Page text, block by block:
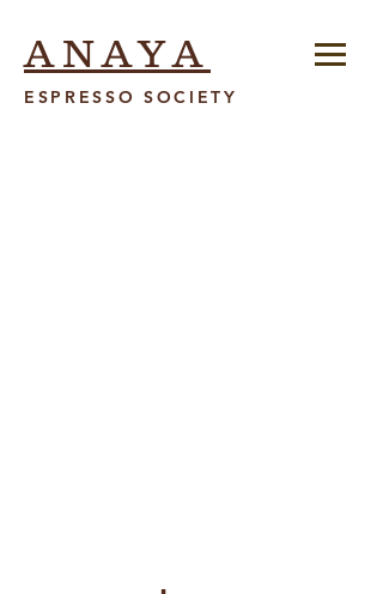
ANAYA
ESPRESSO SOCIETY